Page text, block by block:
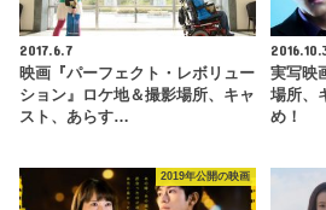
2017.6.7
映画『パーフェクト・レボリュー
ション』ロケ地＆撮影場所、キャ
スト、あらす…
実写映
場所、
め！
2019年公開の映画